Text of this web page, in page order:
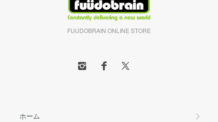
FUUDOBRAIN ONLINE STORE
ホーム